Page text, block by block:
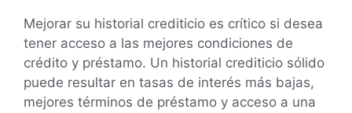
Mejorar su historial crediticio es crítico si desea
tener acceso a las mejores condiciones de
crédito y préstamo. Un historial crediticio sólido
puede resultar en tasas de interés más bajas,
mejores términos de préstamo y acceso a una